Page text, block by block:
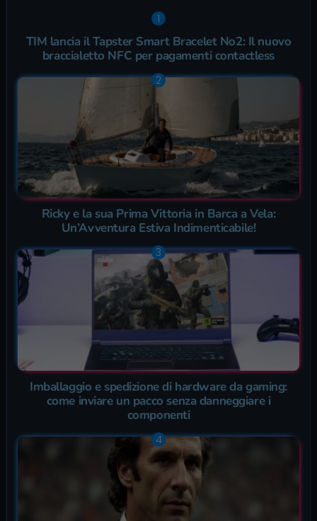
TIM lancia il Tapster Smart Bracelet No2: Il nuovo
braccialetto NFC per pagamenti contactless
Ricky e la sua Prima Vittoria in Barca a Vela:
Un’Avventura Estiva Indimenticabile!
Imballaggio e spedizione di hardware da gaming:
come inviare un pacco senza danneggiare i
componenti